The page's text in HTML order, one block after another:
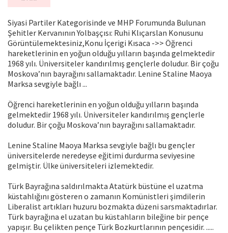
Siyasi Partiler Kategorisinde ve MHP Forumunda Bulunan
Şehitler Kervanının Yolbaşçısı: Ruhi Klıçarslan Konusunu
Görüntülemektesiniz,Konu İçerigi Kısaca ->> Öğrenci
hareketlerinin en yoğun olduğu yılların başında gelmektedir
1968 yılı. Üniversiteler kandırılmış gençlerle doludur. Bir çoğu
Moskova’nın bayrağını sallamaktadır. Lenine Staline Maoya
Marksa sevgiyle bağlı ...
Öğrenci hareketlerinin en yoğun olduğu yılların başında
gelmektedir 1968 yılı. Üniversiteler kandırılmış gençlerle
doludur. Bir çoğu Moskova’nın bayrağını sallamaktadır.
Lenine Staline Maoya Marksa sevgiyle bağlı bu gençler
üniversitelerde neredeyse eğitimi durdurma seviyesine
gelmiştir. Ülke üniversiteleri izlemektedir.
Türk Bayrağına saldırılmakta Atatürk büstüne el uzatma
küstahlığını gösteren o zamanın Komünistleri şimdilerin
Liberalist artıkları huzuru bozmakta düzeni sarsmaktadırlar.
Türk bayrağına el uzatan bu küstahların bileğine bir pençe
yapışır. Bu çelikten pençe Türk Bozkurtlarının pençesidir. .....